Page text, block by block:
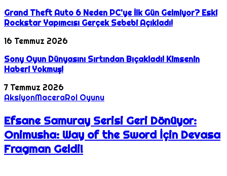
Grand Theft Auto 6 Neden PC'ye İlk Gün Gelmiyor? Eski
Rockstar Yapımcısı Gerçek Sebebi Açıkladı!
16 Temmuz 2026
Sony Oyun Dünyasını Sırtından Bıçakladı! Kimsenin
Haberi Yokmuş!
7 Temmuz 2026
AksiyonMaceraRol Oyunu
Efsane Samuray Serisi Geri Dönüyor:
Onimusha: Way of the Sword İçin Devasa
Fragman Geldi!